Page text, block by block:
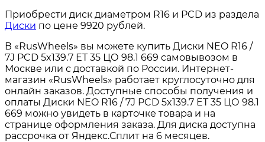
Приобрести диск диаметром R16 и PCD из раздела
Диски по цене 9920 рублей.
В «RusWheels» вы можете купить Диски NEO R16 /
7J PCD 5x139.7 ЕТ 35 ЦО 98.1 669 самовывозом в
Москве или с доставкой по России. Интернет-
магазин «RusWheels» работает круглосуточно для
онлайн заказов. Доступные способы получения и
оплаты Диски NEO R16 / 7J PCD 5x139.7 ЕТ 35 ЦО 98.1
669 можно увидеть в карточке товара и на
странице оформления заказа. Для диска доступна
рассрочка от Яндекс.Сплит на 6 месяцев.